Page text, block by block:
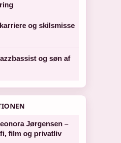
og skilsmisse
og søn af
Jørgensen –
film og privatliv